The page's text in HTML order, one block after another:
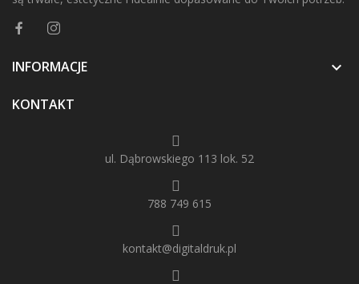
INFORMACJE 
KONTAKT
ul. Dąbrowskiego 113 lok. 52
788 749 615
kontakt@digitaldruk.pl